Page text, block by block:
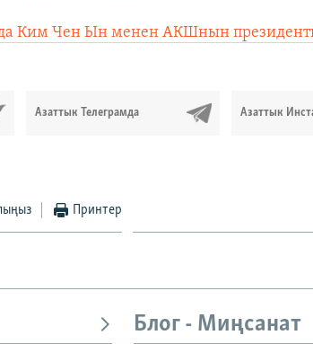
Ким Чен Ын менен АКШнын
Азаттык Телеграмда Азаттык
Принтер
Блог - Миңсанат